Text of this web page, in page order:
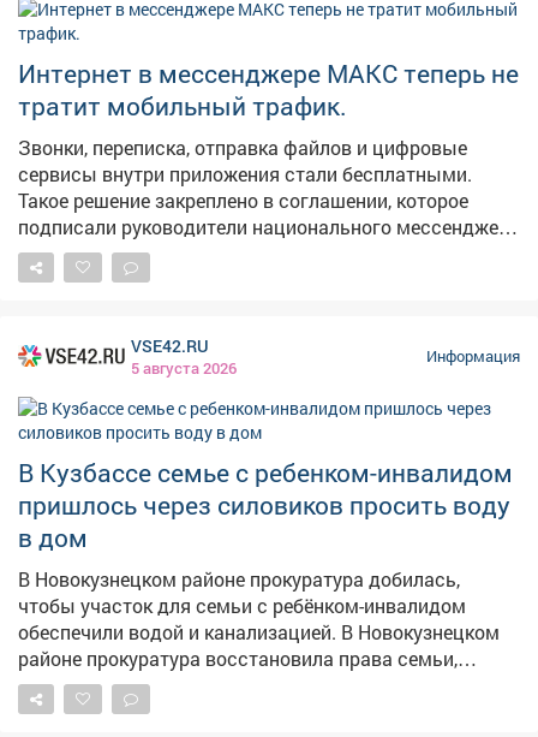
инвестиция в будущее. У ребят появляется больше
возможностей для самореализации, они могут
активнее включаться в жизнь своих городов и
поселков. Тем самым - связывают свое будущее с
Кузбассом. В следующем году откроем такое же
пространство в Киселевске.
Интернет в мессенджере МАКС теперь не
тратит мобильный трафик.
Звонки, переписка, отправка файлов и цифровые
сервисы внутри приложения стали бесплатными.
Такое решение закреплено в соглашении, которое
подписали руководители национального мессенджера
и крупнейших операторов связи.
VSE42.RU
5 августа 2026
Информация
В Кузбассе семье с ребенком-инвалидом
пришлось через силовиков просить воду
в дом
В Новокузнецком районе прокуратура добилась,
чтобы участок для семьи с ребёнком-инвалидом
обеспечили водой и канализацией. В Новокузнецком
районе прокуратура восстановила права семьи,
воспитывающей ребёнка с ограниченными
возможностями здоровья. Как сообщает прокуратура